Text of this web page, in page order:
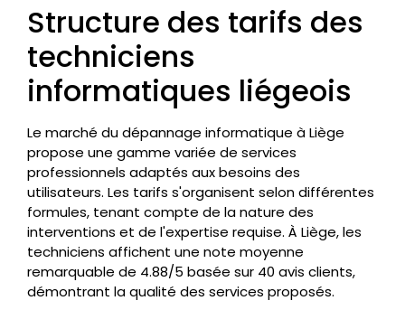
Structure des tarifs des
techniciens
informatiques liégeois
Le marché du dépannage informatique à Liège
propose une gamme variée de services
professionnels adaptés aux besoins des
utilisateurs. Les tarifs s'organisent selon différentes
formules, tenant compte de la nature des
interventions et de l'expertise requise. À Liège, les
techniciens affichent une note moyenne
remarquable de 4.88/5 basée sur 40 avis clients,
démontrant la qualité des services proposés.